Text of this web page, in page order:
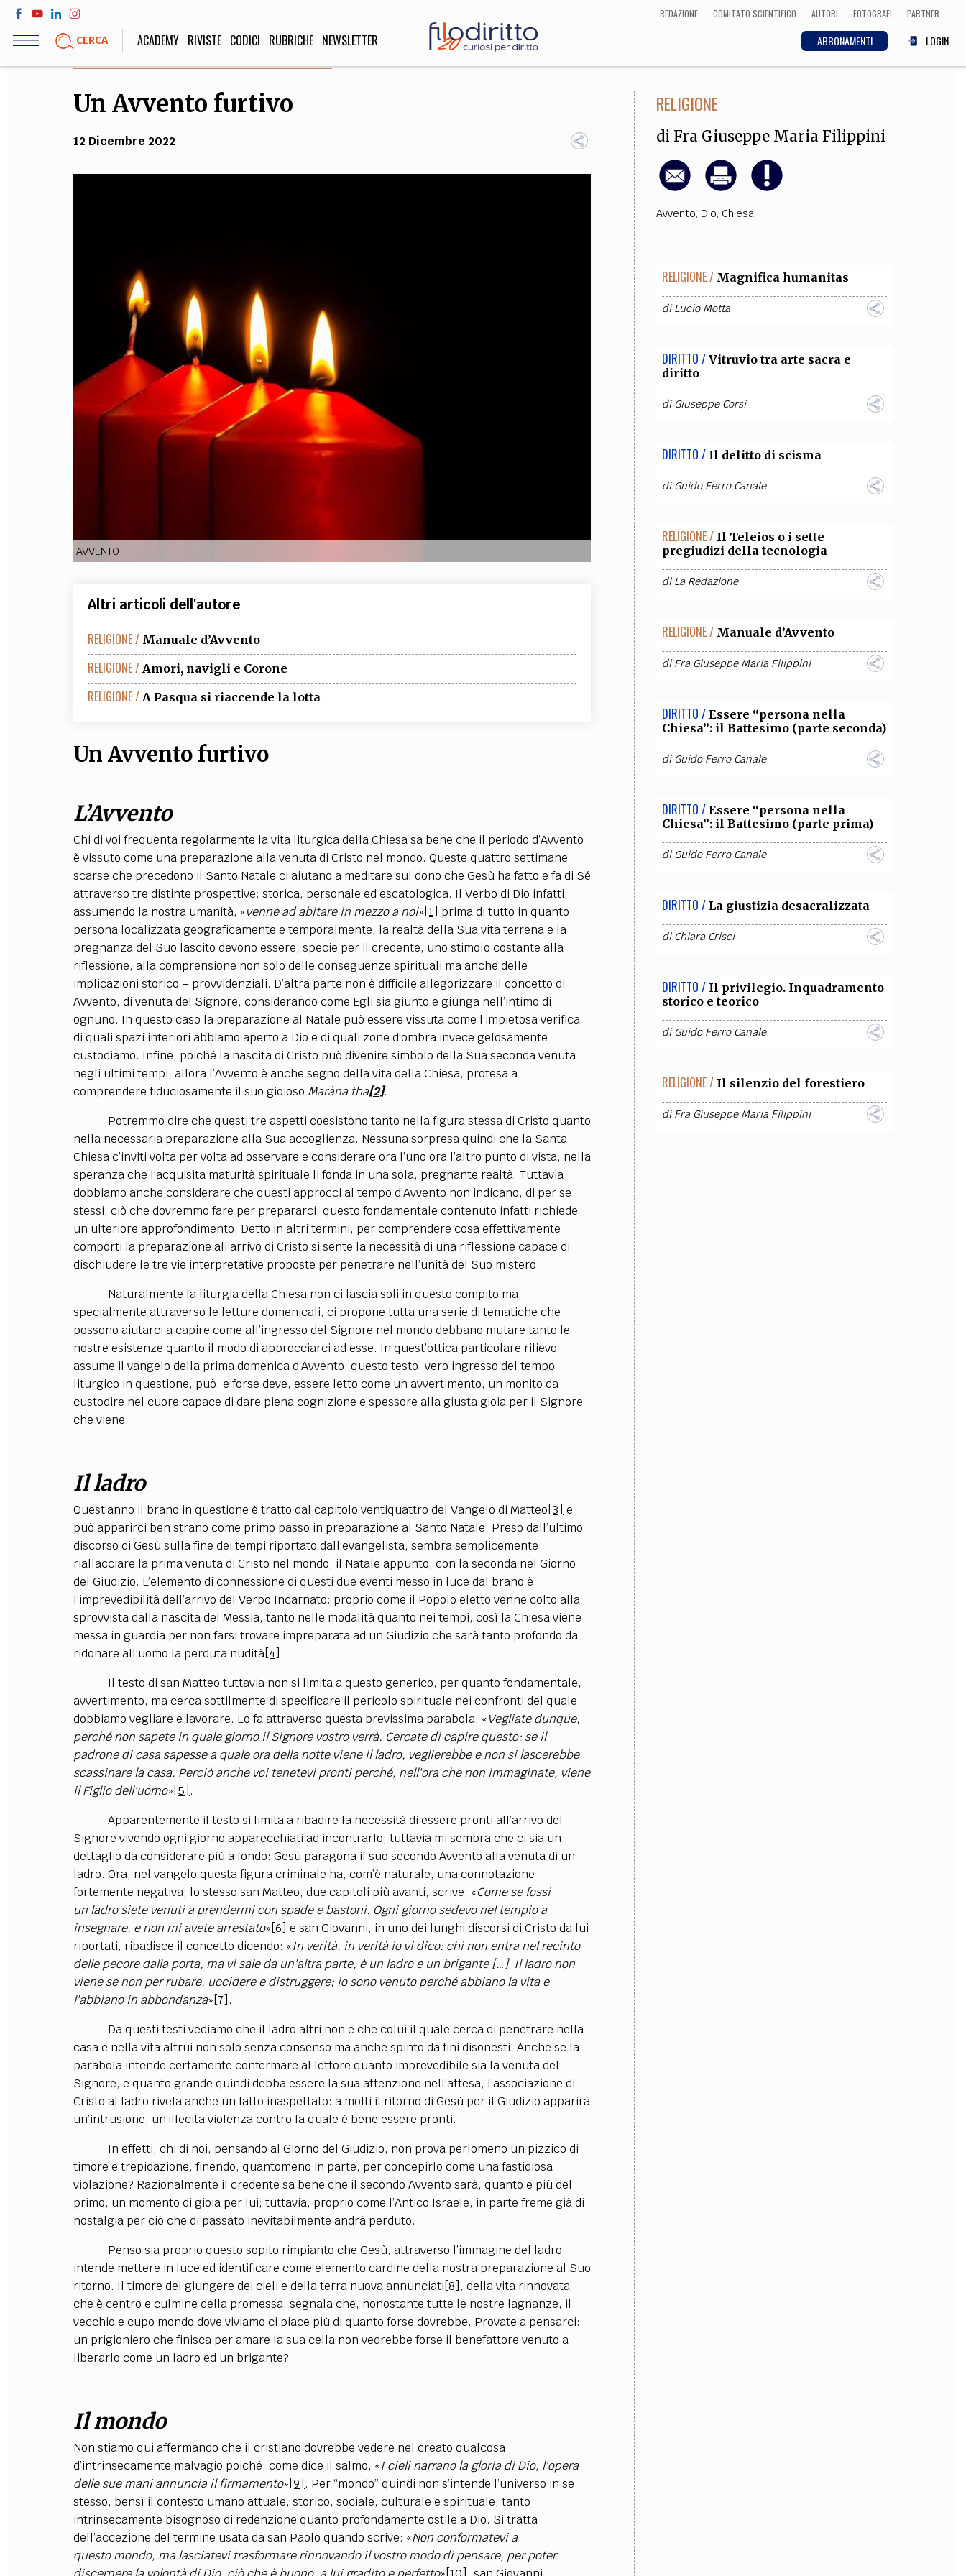
Salta
contenuto
REDAZIONE COMITATO SCIENTIFICO AUTORI FOTOGRAFI PARTNER
CERCA ABBONAMENTI LOGIN
ACADEMY RIVISTE CODICI RUBRICHE NEWSLETTER
LIFE STYLE
Sport, Cucina, Viaggi,
SOCIETÀ ECONOMIA
Matematica, Fisica,
Biologia, Cifrematica,
CULTURA
Arte, Cinema, Musica,
FILODIRITTO REDAZIONE COLLABORA CON NOI
CODICI RUBRICHE
Un Avvento furtivo
12 Dicembre 2022
AVVENTO
Altri articoli dell'autore
RELIGIONE / Manuale d’Avvento
RELIGIONE / Amori, navigli e Corone
RELIGIONE / A Pasqua si riaccende la lotta
Un Avvento furtivo
L’Avvento
Chi di voi frequenta regolarmente la vita liturgica della Chiesa sa bene che il periodo d’Avvento
è vissuto come una preparazione alla venuta di Cristo nel mondo. Queste quattro settimane
scarse che precedono il Santo Natale ci aiutano a meditare sul dono che Gesù ha fatto e fa di Sé
attraverso tre distinte prospettive: storica, personale ed escatologica. Il Verbo di Dio infatti,
assumendo la nostra umanità, «venne ad abitare in mezzo a noi» [1]
prima di tutto in quanto
persona localizzata geograficamente e temporalmente; la realtà della Sua vita terrena e la
pregnanza del Suo lascito devono essere, specie per il credente, uno stimolo costante alla
riflessione, alla comprensione non solo delle conseguenze spirituali ma anche delle
implicazioni storico – provvidenziali. D’altra parte non è difficile allegorizzare il concetto di
Avvento, di venuta del Signore, considerando come Egli sia giunto e giunga nell’intimo di
ognuno. In questo caso la preparazione al Natale può essere vissuta come l’impietosa verifica
di quali spazi interiori abbiamo aperto a Dio e di quali zone d’ombra invece gelosamente
custodiamo. Infine, poiché la nascita di Cristo può divenire simbolo della Sua seconda venuta
negli ultimi tempi, allora l’Avvento è anche segno della vita della Chiesa, protesa a
comprendere fiduciosamente il suo gioioso Maràna tha[2].
Potremmo dire che questi tre aspetti coesistono tanto nella figura stessa di Cristo quanto
nella necessaria preparazione alla Sua accoglienza. Nessuna sorpresa quindi che la Santa
Chiesa c’inviti volta per volta ad osservare e considerare ora l’uno ora l’altro punto di vista, nella
speranza che l’acquisita maturità spirituale li fonda in una sola, pregnante realtà. Tuttavia
dobbiamo anche considerare che questi approcci al tempo d’Avvento non indicano, di per se
stessi, ciò che dovremmo fare per prepararci; questo fondamentale contenuto infatti richiede
un ulteriore approfondimento. Detto in altri termini, per comprendere cosa effettivamente
comporti la preparazione all’arrivo di Cristo si sente la necessità di una riflessione capace di
dischiudere le tre vie interpretative proposte per penetrare nell’unità del Suo mistero.
Naturalmente la liturgia della Chiesa non ci lascia soli in questo compito ma,
specialmente attraverso le letture domenicali, ci propone tutta una serie di tematiche che
possono aiutarci a capire come all’ingresso del Signore nel mondo debbano mutare tanto le
nostre esistenze quanto il modo di approcciarci ad esse. In quest’ottica particolare rilievo
assume il vangelo della prima domenica d’Avvento: questo testo, vero ingresso del tempo
liturgico in questione, può, e forse deve, essere letto come un avvertimento, un monito da
custodire nel cuore capace di dare piena cognizione e spessore alla giusta gioia per il Signore
che viene.
Il ladro
Quest’anno il brano in questione è tratto dal capitolo ventiquattro del Vangelo di Matteo [3] e
può apparirci ben strano come primo passo in preparazione al Santo Natale. Preso dall’ultimo
discorso di Gesù sulla fine dei tempi riportato dall’evangelista, sembra semplicemente
riallacciare la prima venuta di Cristo nel mondo, il Natale appunto, con la seconda nel Giorno
del Giudizio. L’elemento di connessione di questi due eventi messo in luce dal brano è
l’imprevedibilità dell’arrivo del Verbo Incarnato: proprio come il Popolo eletto venne colto alla
sprovvista dalla nascita del Messia, tanto nelle modalità quanto nei tempi, così la Chiesa viene
messa in guardia per non farsi trovare impreparata ad un Giudizio che sarà tanto profondo da
ridonare all’uomo la perduta nudità[4] .
Il testo di san Matteo tuttavia non si limita a questo generico, per quanto fondamentale,
avvertimento, ma cerca sottilmente di specificare il pericolo spirituale nei confronti del quale
dobbiamo vegliare e lavorare. Lo fa attraverso questa brevissima parabola: «Vegliate dunque,
perché non sapete in quale giorno il Signore vostro verrà. Cercate di capire questo: se il
padrone di casa sapesse a quale ora della notte viene il ladro, veglierebbe e non si lascerebbe
scassinare la casa. Perciò anche voi tenetevi pronti perché, nell'ora che non immaginate, viene
il Figlio dell'uomo» [5] .
Apparentemente il testo si limita a ribadire la necessità di essere pronti all’arrivo del
Signore vivendo ogni giorno apparecchiati ad incontrarlo; tuttavia mi sembra che ci sia un
dettaglio da considerare più a fondo: Gesù paragona il suo secondo Avvento alla venuta di un
ladro. Ora, nel vangelo questa figura criminale ha, com’è naturale, una connotazione
fortemente negativa; lo stesso san Matteo, due capitoli più avanti, scrive: «Come se fossi
un ladro siete venuti a prendermi con spade e bastoni. Ogni giorno sedevo nel tempio a
insegnare, e non mi avete arrestato» [6] e san Giovanni, in uno dei lunghi discorsi di Cristo da lui
riportati, ribadisce il concetto dicendo: «In verità, in verità io vi dico: chi non entra nel recinto
delle pecore dalla porta, ma vi sale da un'altra parte, è un ladro e un brigante […] Il ladro non
viene se non per rubare, uccidere e distruggere; io sono venuto perché abbiano la vita e
l'abbiano in abbondanza» [7] .
Da questi testi vediamo che il ladro altri non è che colui il quale cerca di penetrare nella
casa e nella vita altrui non solo senza consenso ma anche spinto da fini disonesti. Anche se la
parabola intende certamente confermare al lettore quanto imprevedibile sia la venuta del
Signore, e quanto grande quindi debba essere la sua attenzione nell’attesa, l’associazione di
Cristo al ladro rivela anche un fatto inaspettato: a molti il ritorno di Gesù per il Giudizio apparirà
un’intrusione, un’illecita violenza contro la quale è bene essere pronti.
In effetti, chi di noi, pensando al Giorno del Giudizio, non prova perlomeno un pizzico di
timore e trepidazione, finendo, quantomeno in parte, per concepirlo come una fastidiosa
violazione? Razionalmente il credente sa bene che il secondo Avvento sarà, quanto e più del
primo, un momento di gioia per lui; tuttavia, proprio come l’Antico Israele, in parte freme già di
nostalgia per ciò che di passato inevitabilmente andrà perduto.
Penso sia proprio questo sopito rimpianto che Gesù, attraverso l’immagine del ladro,
intende mettere in luce ed identificare come elemento cardine della nostra preparazione al Suo
ritorno. Il timore del giungere dei cieli e della terra nuova annunciati [8] , della vita rinnovata
che è centro e culmine della promessa, segnala che, nonostante tutte le nostre lagnanze, il
vecchio e cupo mondo dove viviamo ci piace più di quanto forse dovrebbe. Provate a pensarci:
un prigioniero che finisca per amare la sua cella non vedrebbe forse il benefattore venuto a
liberarlo come un ladro ed un brigante?
Il mondo
Non stiamo qui affermando che il cristiano dovrebbe vedere nel creato qualcosa
d’intrinsecamente malvagio poiché, come dice il salmo, «I cieli narrano la gloria di Dio, l'opera
delle sue mani annuncia il firmamento» [9] . Per “mondo” quindi non s’intende l’universo in se
stesso, bensì il contesto umano attuale, storico, sociale, culturale e spirituale, tanto
intrinsecamente bisognoso di redenzione quanto profondamente ostile a Dio. Si tratta
dell’accezione del termine usata da san Paolo quando scrive: «Non conformatevi a
questo mondo, ma lasciatevi trasformare rinnovando il vostro modo di pensare, per poter
RELIGIONE
di Fra Giuseppe Maria Filippini
Avvento, Dio, Chiesa
RELIGIONE / Magnifica humanitas
diLucio Motta
DIRITTO / Vitruvio tra arte sacra e
diritto
diGiuseppe Corsi
DIRITTO / Il delitto di scisma
diGuido Ferro Canale
RELIGIONE / Il Teleios o i sette
pregiudizi della tecnologia
diLa Redazione
RELIGIONE / Manuale d’Avvento
diFra Giuseppe Maria Filippini
DIRITTO / Essere “persona nella
Chiesa”: il Battesimo (parte seconda)
diGuido Ferro Canale
DIRITTO / Essere “persona nella
Chiesa”: il Battesimo (parte prima)
diGuido Ferro Canale
DIRITTO / La giustizia desacralizzata
diChiara Crisci
DIRITTO / Il privilegio. Inquadramento
storico e teorico
diGuido Ferro Canale
RELIGIONE / Il silenzio del forestiero
diFra Giuseppe Maria Filippini